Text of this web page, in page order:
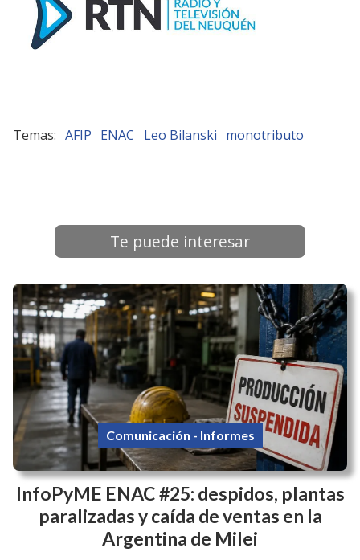
AFIP ENAC Leo Bilanski monotributo
Te puede interesar
InfoPyME ENAC #25: despidos, plantas
paralizadas y caída de ventas en la
Argentina de Milei
Comunicación - Informes